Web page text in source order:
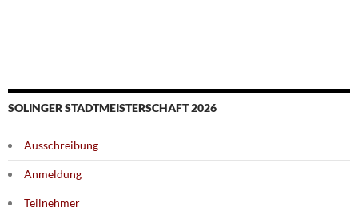
SOLINGER STADTMEISTERSCHAFT 2026
Ausschreibung
Anmeldung
Teilnehmer